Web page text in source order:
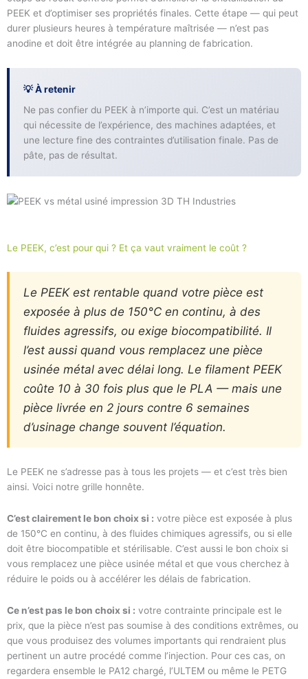
PEEK et d’optimiser ses propriétés finales. Cette étape — qui peut
durer plusieurs heures à température maîtrisée — n’est pas
anodine et doit être intégrée au planning de fabrication.
💡 À retenir
Ne pas confier du PEEK à n’importe qui. C’est un matériau
qui nécessite de l’expérience, des machines adaptées, et
une lecture fine des contraintes d’utilisation finale. Pas de
pâte, pas de résultat.
Le PEEK, c’est pour qui ? Et ça vaut vraiment le coût ?
Le PEEK est rentable quand votre pièce est
exposée à plus de 150°C en continu, à des
fluides agressifs, ou exige biocompatibilité. Il
l’est aussi quand vous remplacez une pièce
usinée métal avec délai long. Le filament PEEK
coûte 10 à 30 fois plus que le PLA — mais une
pièce livrée en 2 jours contre 6 semaines
d’usinage change souvent l’équation.
Le PEEK ne s’adresse pas à tous les projets — et c’est très bien
ainsi. Voici notre grille honnête.
C’est clairement le bon choix si : votre pièce est exposée à plus
de 150°C en continu, à des fluides chimiques agressifs, ou si elle
doit être biocompatible et stérilisable. C’est aussi le bon choix si
vous remplacez une pièce usinée métal et que vous cherchez à
réduire le poids ou à accélérer les délais de fabrication.
Ce n’est pas le bon choix si : votre contrainte principale est le
prix, que la pièce n’est pas soumise à des conditions extrêmes, ou
que vous produisez des volumes importants qui rendraient plus
pertinent un autre procédé comme l’injection. Pour ces cas, on
regardera ensemble le PA12 chargé, l’ULTEM ou même le PETG